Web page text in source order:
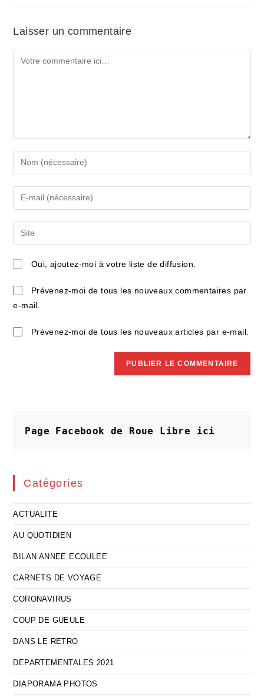
Laisser un commentaire
Comment
Enter
your
name
comment
Enter
your
email
address
comment
Saisir
l’URL
de
site
(facultatif)
Oui, ajoutez-moi à votre liste de diffusion.
Prévenez-moi de tous les nouveaux commentaires par
e-mail.
Prévenez-moi de tous les nouveaux articles par e-mail.
Page Facebook de Roue Libre ici
Catégories
ACTUALITE
AU QUOTIDIEN
BILAN ANNEE ECOULEE
CARNETS DE VOYAGE
CORONAVIRUS
COUP DE GUEULE
DANS LE RETRO
DEPARTEMENTALES 2021
DIAPORAMA PHOTOS